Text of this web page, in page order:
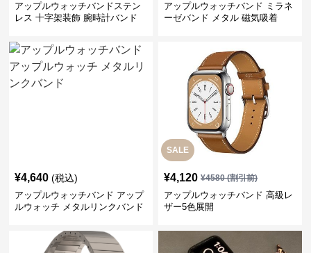
アップルウォッチバンドステン
レス 十字架装飾 腕時計バンド
アップルウォッチバンド ミラネ
ーゼバンド メタル 磁気吸着
¥4,640 (税込)
アップルウォッチバンド アップ
ルウォッチ メタルリンクバンド
SALE
¥4,120 ¥4580(割引前)
アップルウォッチバンド 高級レ
ザー5色展開